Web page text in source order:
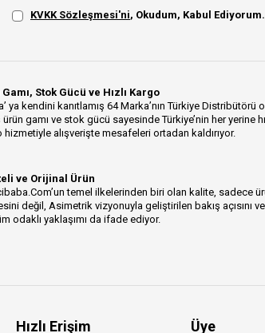
KVKK Sözleşmesi'ni, Okudum, Kabul Ediyorum.
Stok Gücü ve Hızlı Kargo
ya kendini kanıtlamış 64 Marka’nın Türkiye Distribütörü
gamı ve stok gücü sayesinde Türkiye’nin her yerine
hizmetiyle alışverişte mesafeleri ortadan kaldırıyor.
ve Orijinal Ürün
temel ilkelerinden biri olan kalite, sadece
değil, Asimetrik vizyonuyla geliştirilen bakış açısını ve
odaklı yaklaşımı da ifade ediyor.
Hızlı Erişim Üye